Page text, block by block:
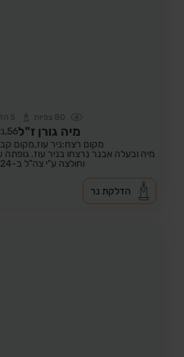
80 צפיות 5
מיה גורן ז"ל56,
מקום רצח:ניר עוז,מקום
מיה ובעלה אבנר נרצחו בניר עוז.
וחולצה ע"י צה"ל ב-24/7/24
הדלקת נר